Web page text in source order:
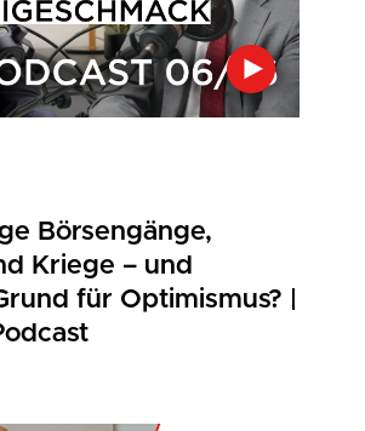
Börsengänge,
Kriege – und
für Optimismus? |